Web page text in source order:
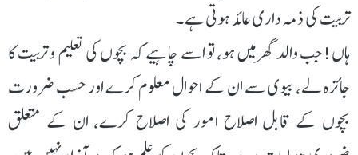
تربیت کی ذمہ داری عائد ہوتی ہے۔
ہاں! جب والد گھر میں ہو، تو اسے چاہیے کہ بچوں کی تعلیم و تربیت کا
جائزہ لے، بیوی سے ان کے احوال معلوم کرے اور حسب ضرورت
بچوں کے قابل اصلاح امور کی اصلاح کرے، ان کے متعلق